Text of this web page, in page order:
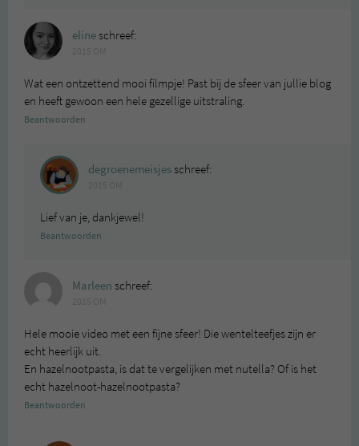
elineschreef:
Wat een ontzettend mooi filmpje! Past bij de sfeer van jullie blog
en heeft gewoon een hele gezellige uitstraling.
Beantwoorden
degroenemeisjesschreef:
Lief van je, dankjewel!
Beantwoorden
Marleen schreef:
Hele mooie video met een fijne sfeer! Die wentelteefjes zijn er
echt heerlijk uit.
En hazelnootpasta, is dat te vergelijken met nutella? Of is het
echt hazelnoot-hazelnootpasta?
Beantwoorden